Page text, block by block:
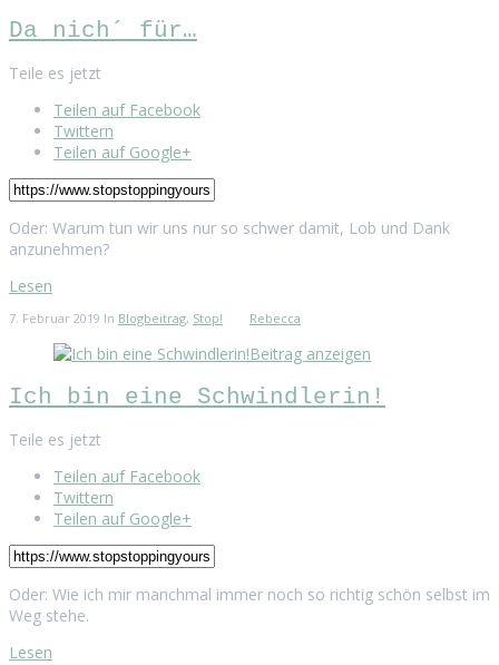
Da nich´ für…
Teile es jetzt
Teilen auf Facebook
Twittern
Teilen auf Google+
Oder: Warum tun wir uns nur so schwer damit, Lob und Dank
anzunehmen?
Lesen
7. Februar 2019 In Blogbeitrag, Stop! Rebecca
Beitrag anzeigen
Ich bin eine Schwindlerin!
Teile es jetzt
Teilen auf Facebook
Twittern
Teilen auf Google+
Oder: Wie ich mir manchmal immer noch so richtig schön selbst im
Weg stehe.
Lesen